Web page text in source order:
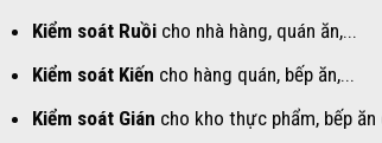
Kiểm soát Ruồi cho nhà hàng, quán ăn,...
Kiểm soát Kiến cho hàng quán, bếp ăn,...
Kiểm soát Gián cho kho thực phẩm, bếp